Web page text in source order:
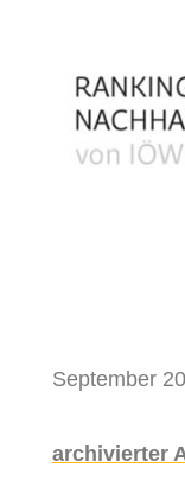
September
archivierter